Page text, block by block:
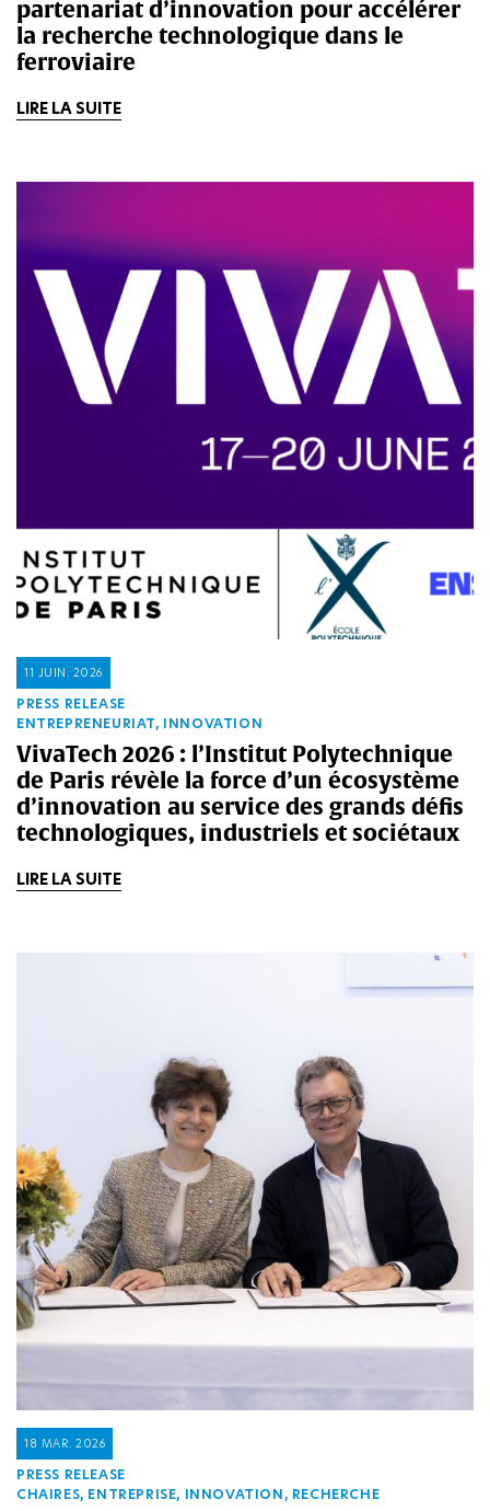
partenariat d’innovation pour accélérer
la recherche technologique dans le
ferroviaire
LIRE LA SUITE
PRESS RELEASE
ENTREPRENEURIAT, INNOVATION
11 JUIN. 2026
VivaTech 2026 : l’Institut Polytechnique
de Paris révèle la force d’un écosystème
d’innovation au service des grands défis
technologiques, industriels et sociétaux
LIRE LA SUITE
PRESS RELEASE
CHAIRES, ENTREPRISE, INNOVATION, RECHERCHE
18 MAR. 2026